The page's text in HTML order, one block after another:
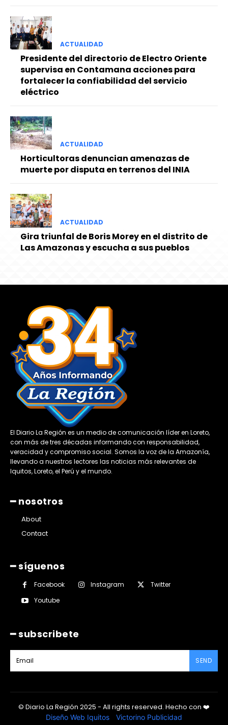
ACTUALIDAD
Presidente del directorio de Electro Oriente
supervisa en Contamana acciones para
fortalecer la confiabilidad del servicio
eléctrico
ACTUALIDAD
Horticultoras denuncian amenazas de
muerte por disputa en terrenos del INIA
ACTUALIDAD
Gira triunfal de Boris Morey en el distrito de
Las Amazonas y escucha a sus pueblos
El Diario La Región es un medio de comunicación líder en Loreto,
con más de tres décadas informando con responsabilidad,
veracidad y compromiso social. Somos la voz de la Amazonía,
llevando a nuestros lectores las noticias más relevantes de
Iquitos, Loreto, el Perú y el mundo.
━ nosotros
About
Contact
━ síguenos
Facebook Instagram
Twitter
Youtube
━ subscribete
SEND
© Diario La Región 2025 - All rights reserved. Hecho con ❤️
Diseño Web Iquitos Victorino Publicidad